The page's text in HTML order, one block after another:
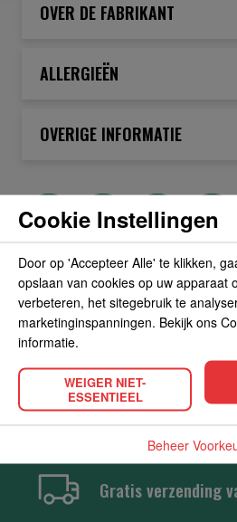
OVER DE FABRIKANT
ALLERGIEËN
OVERIGE INFORMATIE
POPULAIRE
Gratis verzending
Cookie Instellingen
Door op 'Accepteer Alle' te klikken,
opslaan van cookies op uw apparaat
verbeteren, het sitegebruik te
marketinginspanningen. Bekijk ons
informatie.
WEIGER NIET-
ESSENTIEEL
Beheer